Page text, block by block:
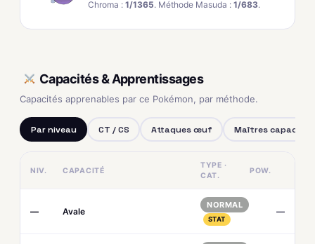
Chroma : 1/1365. Méthode Masuda : 1/683.
Capacités & Apprentissages
Capacités apprenables par ce Pokémon, par méthode.
Par niveau CT / CS Attaques œuf Maîtres capacités
NIV. CAPACITÉ
TYPE ·
CAT.
POW.
— Avale
NORMAL
STAT
—